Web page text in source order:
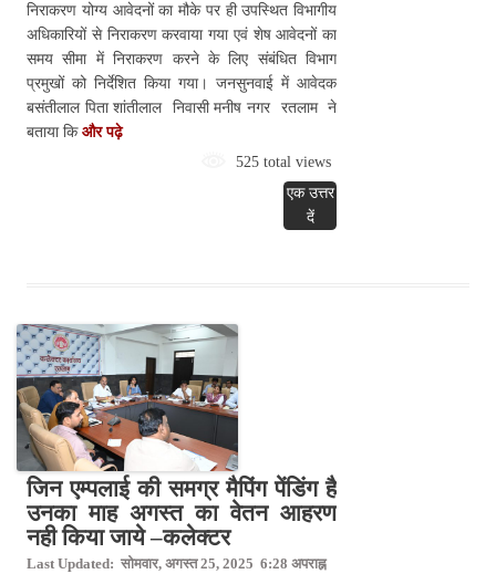
निराकरण योग्य आवेदनों का मौके पर ही उपस्थित विभागीय
अधिकारियों से निराकरण करवाया गया एवं शेष आवेदनों का
समय सीमा में निराकरण करने के लिए संबंधित विभाग
प्रमुखों को निर्देशित किया गया। जनसुनवाई में आवेदक
बसंतीलाल पिता शांतीलाल निवासी मनीष नगर रतलाम ने
बताया कि और पढ़े
525 total views
एक उत्तर
दें
जिन एम्पलाई की समग्र मैपिंग पेंडिंग है
उनका माह अगस्त का वेतन आहरण
नही किया जाये –कलेक्टर
Last Updated: सोमवार, अगस्त 25, 2025 6:28 अपराह्न